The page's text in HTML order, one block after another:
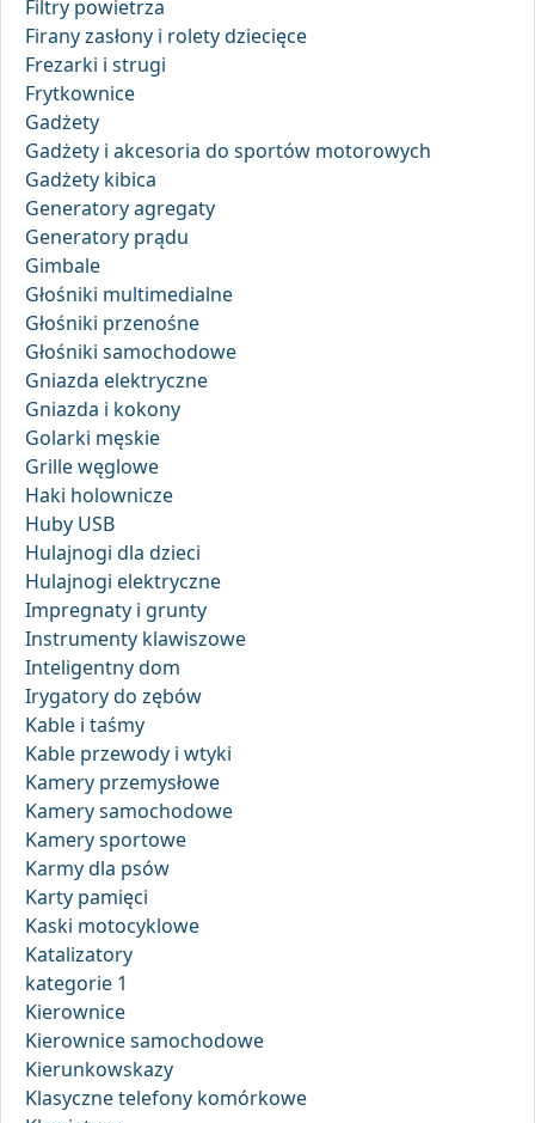
Filtry powietrza
Firany zasłony i rolety dziecięce
Frezarki i strugi
Frytkownice
Gadżety
Gadżety i akcesoria do sportów motorowych
Gadżety kibica
Generatory agregaty
Generatory prądu
Gimbale
Głośniki multimedialne
Głośniki przenośne
Głośniki samochodowe
Gniazda elektryczne
Gniazda i kokony
Golarki męskie
Grille węglowe
Haki holownicze
Huby USB
Hulajnogi dla dzieci
Hulajnogi elektryczne
Impregnaty i grunty
Instrumenty klawiszowe
Inteligentny dom
Irygatory do zębów
Kable i taśmy
Kable przewody i wtyki
Kamery przemysłowe
Kamery samochodowe
Kamery sportowe
Karmy dla psów
Karty pamięci
Kaski motocyklowe
Katalizatory
kategorie 1
Kierownice
Kierownice samochodowe
Kierunkowskazy
Klasyczne telefony komórkowe